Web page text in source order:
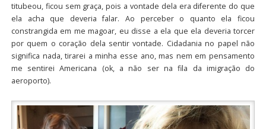
titubeou, ficou sem graça, pois a vontade dela era diferente do que
ela acha que deveria falar. Ao perceber o quanto ela ficou
constrangida em me magoar, eu disse a ela que ela deveria torcer
por quem o coração dela sentir vontade. Cidadania no papel não
significa nada, tirarei a minha esse ano, mas nem em pensamento
me sentirei Americana (ok, a não ser na fila da imigração do
aeroporto).